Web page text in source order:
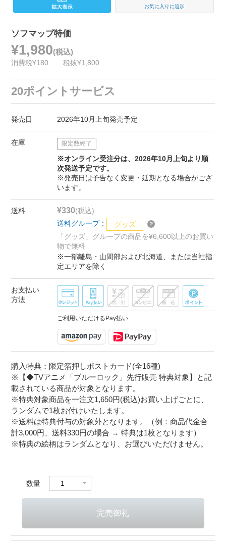
お気に入りに追加
ソフマップ特価
¥1,980(税込)
消費税¥180 税抜¥1,800
20ポイントサービス
発売日 2026年10月上旬発売予定
在庫 限定数終了
※オンライン受注分は、2026年10月上旬より順
次発送予定です。
※発売日は予告なく変更・延期となる場合がござ
います。
送料 ¥330(税込)
送料グループ：
グッズ
「グッズ」グループの商品を¥6,600以上のお買い
物で無料
※一部離島・山間部および北海道、または当社指
定エリアを除く
お支払い
方法
ご利用いただけるPay払い
購入特典：限定箔押しポストカード(全16種)
※【◆TVアニメ「ブルーロック」先行販売 特典対象】と記
載されている商品が対象となります。
※特典対象商品を一注文1,650円(税込)お買い上げごとに、
ランダムで1枚お付けいたします。
※送料は特典付与の対象外となります。（例：商品代金合
計3,000円、送料330円の場合 → 特典は1枚となります）
※特典の絵柄はランダムとなり、お選びいただけません。
数量